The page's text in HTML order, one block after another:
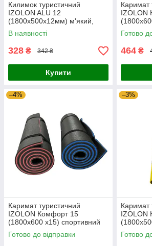
Килимок туристичний
IZOLON ALU 12
(1800х500х12мм) м'який,
кольоровий, похідний,
ламінований, в намет
В наявності
328 ₴ 342 ₴
Купити
Каримат
IZOLON
Готово
464 ₴
–4%
Каримат туристичний
IZOLON Комфорт 15
(1800х600 х15) спортивний
тришаровий, для туризма
Готово до відправки
–3%
Каримат
IZOLON
Жовто-
Готово